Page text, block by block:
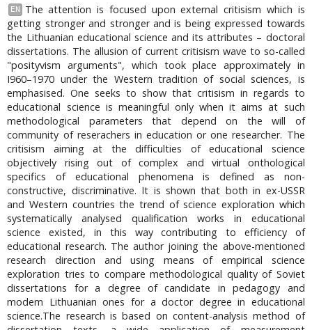
EN
The attention is focused upon external critisism which is
getting stronger and stronger and is being expressed towards
the Lithuanian educational science and its attributes – doctoral
dissertations. The allusion of current critisism wave to so-called
"posityvism arguments", which took place approximately in
I960–1970 under the Western tradition of social sciences, is
emphasised. One seeks to show that critisism in regards to
educational science is meaningful only when it aims at such
methodological parameters that depend on the will of
community of reserachers in education or one researcher. The
critisism aiming at the difficulties of educational science
objectively rising out of complex and virtual onthological
specifics of educational phenomena is defined as non-
constructive, discriminative. It is shown that both in ex-USSR
and Western countries the trend of science exploration which
systematically analysed qualification works in educational
science existed, in this way contributing to efficiency of
educational research. The author joining the above-mentioned
research direction and using means of empirical science
exploration tries to compare methodological quality of Soviet
dissertations for a degree of candidate in pedagogy and
modem Lithuanian ones for a doctor degree in educational
science.The research is based on content-analysis method of